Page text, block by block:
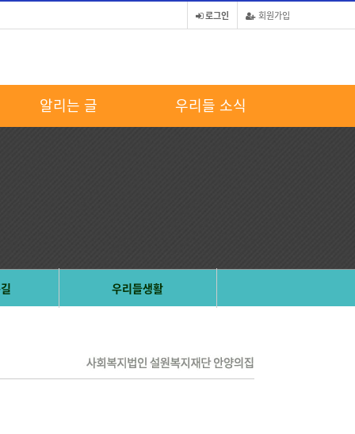
회원가입
로그인
알리는 글 우리들 소식
우리들생활